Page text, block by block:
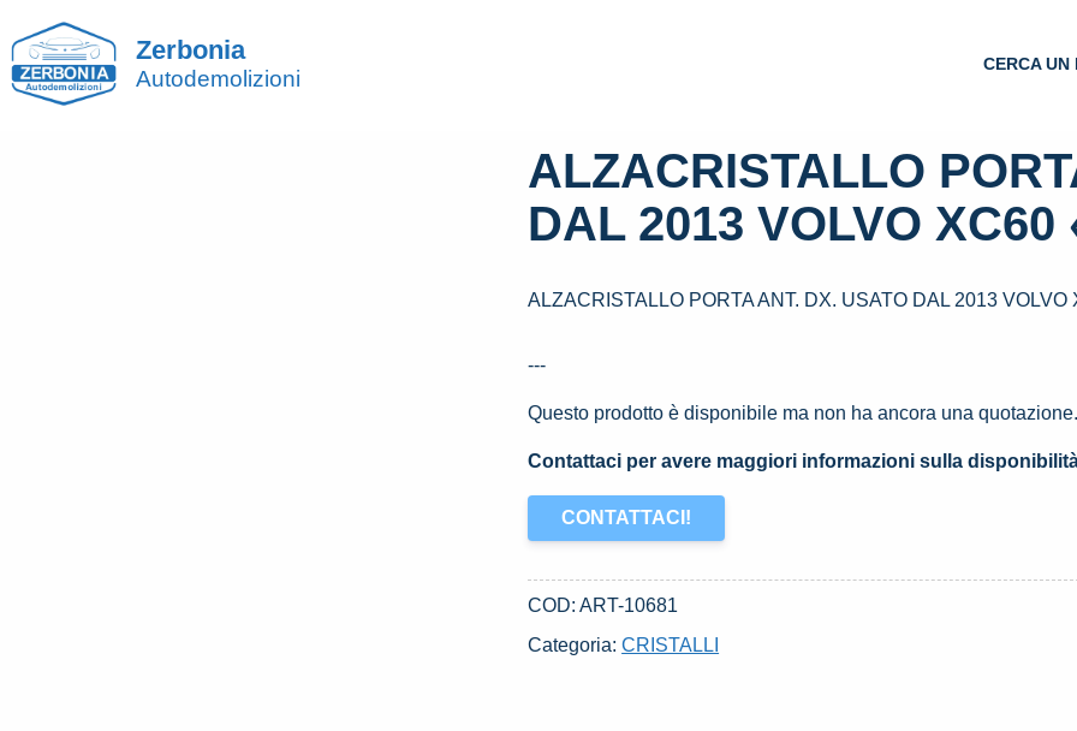
Zerbonia
Autodemolizioni
CERCA UN
ALZACRISTALLO
DAL 2013 VOLVO XC60
ALZACRISTALLO PORTA ANT. DX. USATO DAL 2013 VOLVO
---
Questo prodotto è disponibile ma non ha ancora una
Contattaci per avere maggiori informazioni sulla
CONTATTACI!
COD:ART-10681
Categoria:CRISTALLI